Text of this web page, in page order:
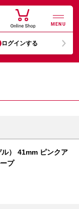
MENU
ログインする
） 41mm ピンクア
プ